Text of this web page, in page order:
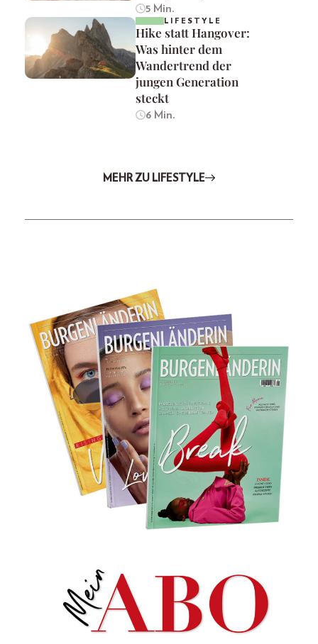
5 Min.
LIFESTYLE
Hike statt Hangover:
Was hinter dem
Wandertrend der
jungen Generation
steckt
6 Min.
MEHR ZU LIFESTYLE